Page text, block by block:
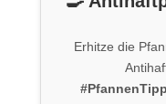
Erhitze die